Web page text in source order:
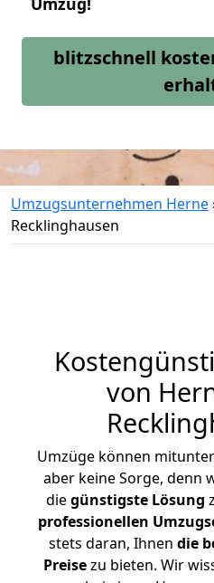
blitzschnell
Umzugsunternehmen Herne
Recklinghausen
von
Umzüge können
aber keine Sorge, denn
diegünstigste Lösung
professionellen
stets daran, Ihnen die
Preisezu bieten. Wir